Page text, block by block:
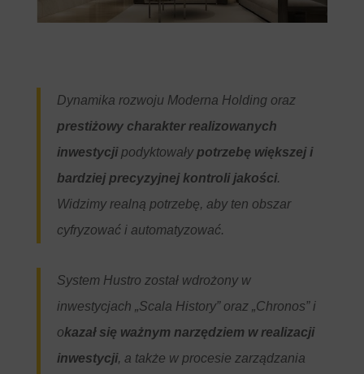
Dynamika rozwoju Moderna Holding oraz
prestiżowy charakter realizowanych
inwestycjipodyktowałypotrzebę większej i
bardziej precyzyjnej kontroli jakości.
Widzimy realną potrzebę, aby ten obszar
cyfryzować i automatyzować.
System Hustro został wdrożony w
inwestycjach „Scala History” oraz „Chronos” i
okazał się ważnym narzędziem w realizacji
inwestycji, a także w procesie zarządzania